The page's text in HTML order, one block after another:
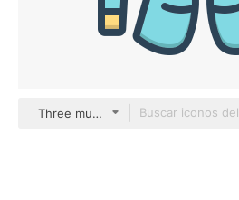
Three musketeers color lineal-color